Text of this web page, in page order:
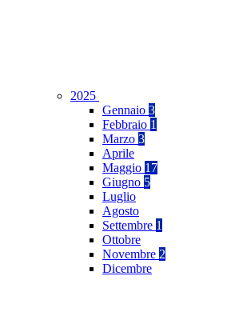
2025
Gennaio 3
Febbraio 1
Marzo 3
Aprile
Maggio 17
Giugno 5
Luglio
Agosto
Settembre 1
Ottobre
Novembre 2
Dicembre